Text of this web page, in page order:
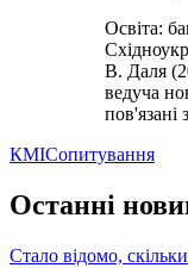
Освіта:
В. Даля
ведуча
пов'язані
КМІСопитування
Останні
Стало відомо,